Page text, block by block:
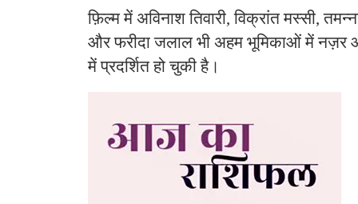
फ़िल्म में अविनाश तिवारी, विक्रांत मस्सी,
और फरीदा जलाल भी अहम भूमिकाओं में नज़र
में प्रदर्शित हो चुकी है।